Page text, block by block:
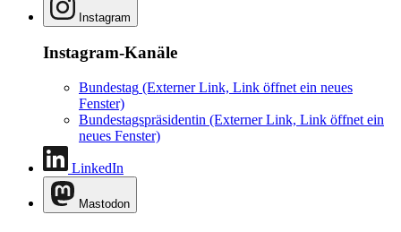
Instagram
Instagram-Kanäle
Bundestag (Externer Link, Link öffnet ein neues
Fenster)
Bundestagspräsidentin (Externer Link, Link öffnet ein
neues Fenster)
LinkedIn
Mastodon